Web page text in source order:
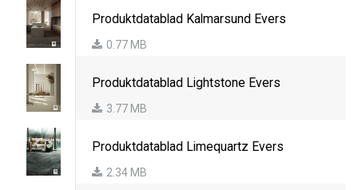
Produktdatablad Kalmarsund Evers
0.77 MB
Produktdatablad Lightstone Evers
3.77 MB
Produktdatablad Limequartz Evers
2.34 MB